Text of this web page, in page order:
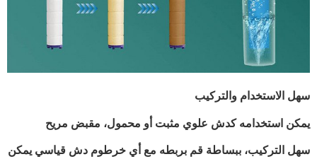
سهل الاستخدام والتركيب
يمكن استخدامه كدش علوي مثبت أو محمول، مقبض مريح
سهل التركيب، ببساطة قم بربطه مع أي خرطوم دش قياسي يمكن